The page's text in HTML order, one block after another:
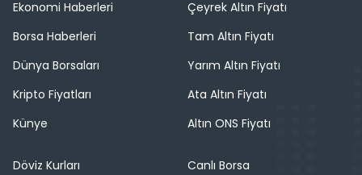
Ekonomi Haberleri
Borsa Haberleri
Dünya Borsaları
Kripto Fiyatları
Künye
Çeyrek Altın Fiyatı
Tam Altın Fiyatı
Yarım Altın Fiyatı
Ata Altın Fiyatı
Altın ONS Fiyatı
Döviz Kurları
Canlı Borsa